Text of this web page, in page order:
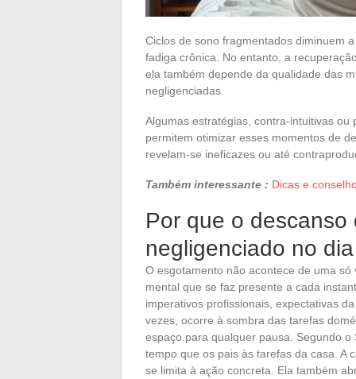
Ciclos de sono fragmentados diminuem
fadiga crônica. No entanto, a
ela também depende da qualidade das
negligenciadas.
Algumas estratégias, contra-intuitivas
permitem otimizar esses momentos de
revelam-se ineficazes ou até
Também interessante : Dicas e
Por que o
negligenciado no
O esgotamento não acontece de uma
mental que se faz presente a cada
imperativos profissionais, expectativas
vezes, ocorre à sombra das tarefas
espaço para qualquer pausa. Segundo
tempo que os pais às tarefas da casa. A
se limita à ação concreta. Ela também